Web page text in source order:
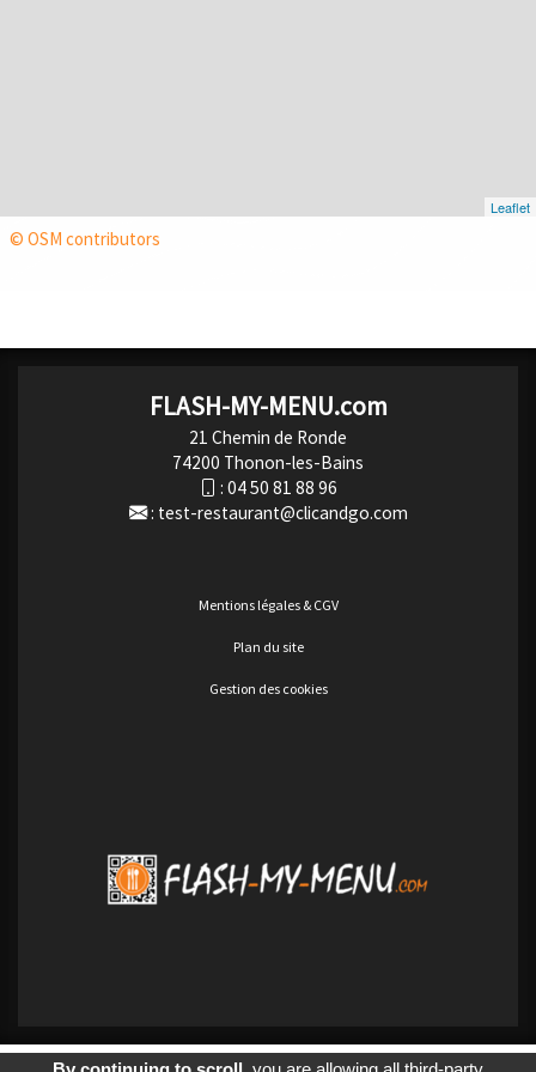
Leaflet
© OSM contributors
FLASH-MY-MENU.com
21 Chemin de Ronde
74200 Thonon-les-Bains
: 04 50 81 88 96
: test-restaurant@clicandgo.com
Mentions légales & CGV
Plan du site
Gestion des cookies